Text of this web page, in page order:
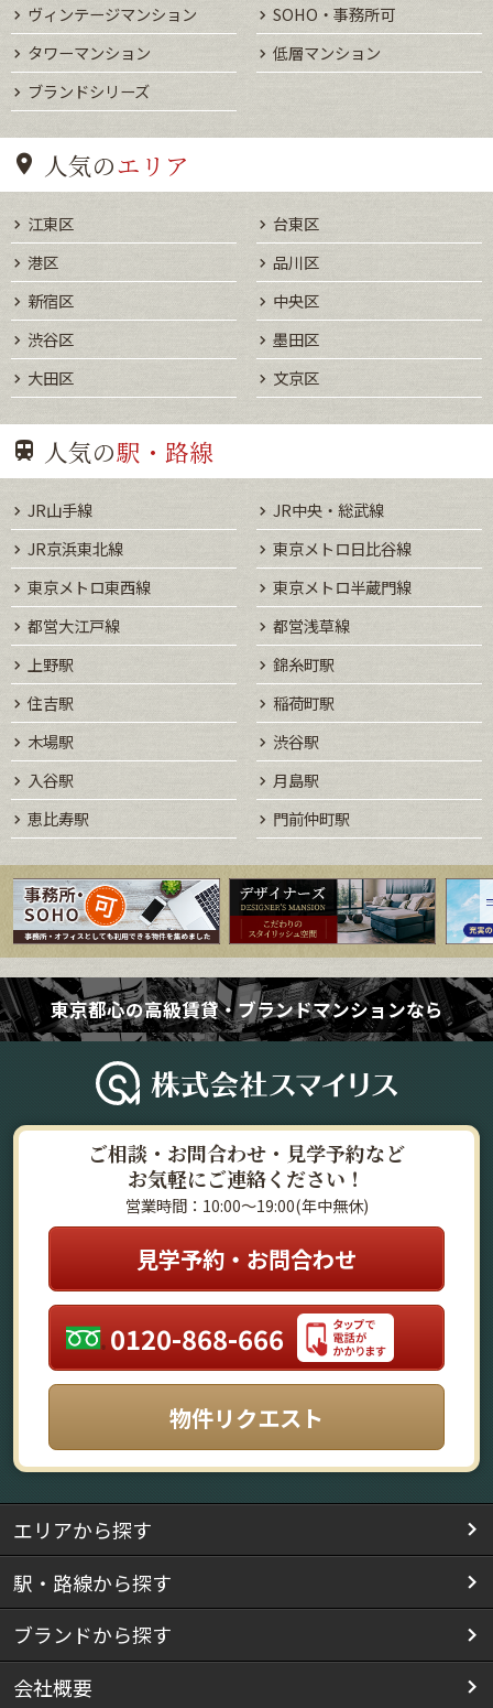
ヴィンテージマンション
SOHO・事務所可
タワーマンション
低層マンション
ブランドシリーズ
人気のエリア
江東区
台東区
港区
品川区
新宿区
中央区
渋谷区
墨田区
大田区
文京区
人気の駅・路線
JR山手線
JR中央・総武線
JR京浜東北線
東京メトロ日比谷線
東京メトロ東西線
東京メトロ半蔵門線
都営大江戸線
都営浅草線
上野駅
錦糸町駅
住吉駅
稲荷町駅
木場駅
渋谷駅
入谷駅
月島駅
恵比寿駅
門前仲町駅
東京都心の高級賃貸・ブランドマンションなら
ご相談・お問合わせ・見学予約など
お気軽にご連絡ください！
営業時間：10:00～19:00(年中無休)
見学予約・お問合わせ
0120-868-666
物件リクエスト
エリアから探す
駅・路線から探す
ブランドから探す
会社概要